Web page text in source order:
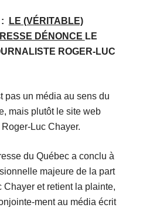
LE (VÉRITABLE)
DÉNONCE LE
ROGER-LUC
pas un média au sens du
mais plutôt le site web
Luc Chayer.
du Québec a conclu à
majeure de la part
Chayer et retient la plainte,
ment au média écrit